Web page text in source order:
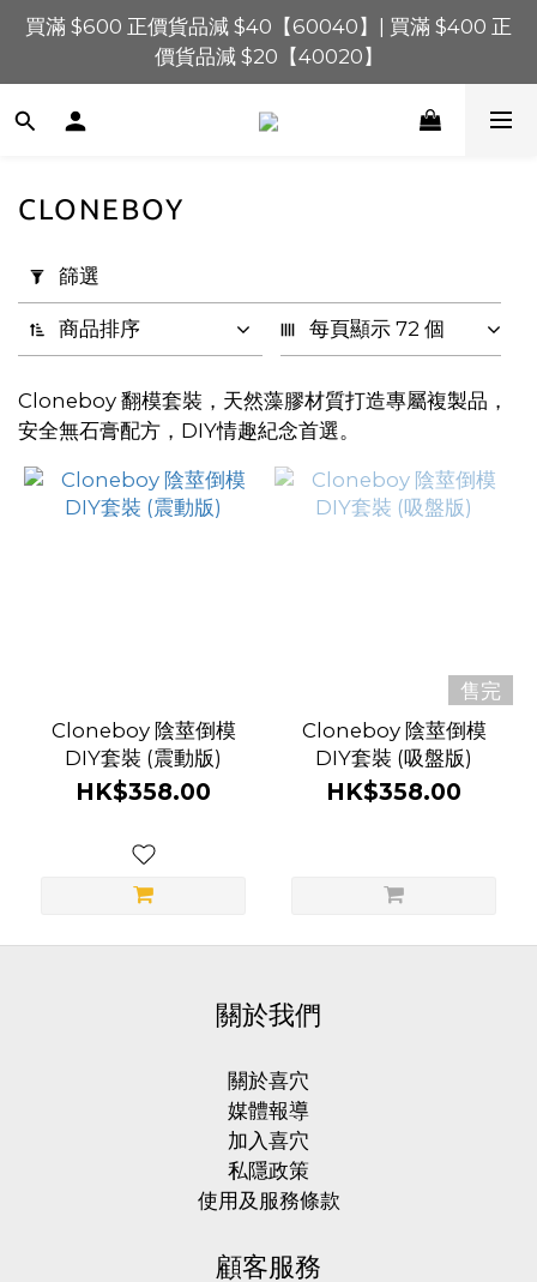
買滿 $1,200 正價貨品減 $120【1200120】| 買滿
$900 正價貨品減 $80！【90080】
買滿 $600 正價貨品減 $40【60040】| 買滿 $400 正
價貨品減 $20【40020】
📢 系統維護通知 – SHOPLINE Payments FPS將於
買滿 $1,200 正價貨品減 $120【1200120】| 買滿
$900 正價貨品減 $80！【90080】
篩
(0/20)
價格
(HK$)
(2)
CLONEBOY
篩選
商品排序 每頁顯示 72 個
Cloneboy 翻模套裝，天然藻膠材質打造專屬複製品，
安全無石膏配方，DIY情趣紀念首選。
Cloneboy 陰莖倒模
DIY套裝 (震動版)
HK$358.00
售完
Cloneboy 陰莖倒模
DIY套裝 (吸盤版)
HK$358.00
關於我們
關於喜穴
媒體報導
加入喜穴
私隱政策
使用及服務條款
顧客服務